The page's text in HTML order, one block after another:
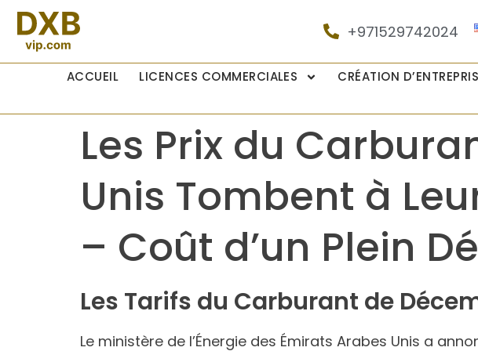
+971529742024
ACCUEIL LICENCES COMMERCIALES CRÉATION
Les Prix du
Unis Tombent à
– Coût d’un Plein
Les Tarifs du Carburant de
Le ministère de l’Énergie des Émirats Arabes Unis a